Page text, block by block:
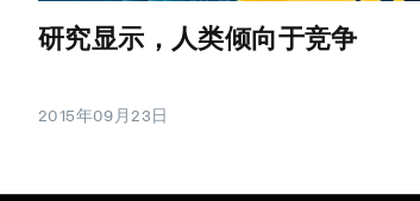
研究显示，人类倾向于竞争
2015年09月23日